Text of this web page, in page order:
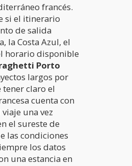
francés.
si el itinerario
de salida
la Costa Azul, el
horario disponible
Porto
largos por
tener claro el
cuenta con
una vez
el sureste de
las condiciones
los datos
una estancia en